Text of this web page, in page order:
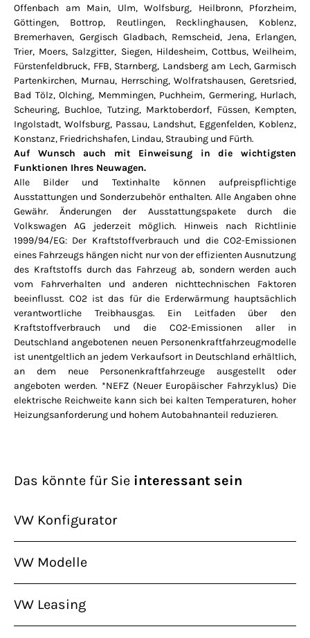
Offenbach am Main, Ulm, Wolfsburg, Heilbronn, Pforzheim,
Göttingen, Bottrop, Reutlingen, Recklinghausen, Koblenz,
Bremerhaven, Gergisch Gladbach, Remscheid, Jena, Erlangen,
Trier, Moers, Salzgitter, Siegen, Hildesheim, Cottbus, Weilheim,
Fürstenfeldbruck, FFB, Starnberg, Landsberg am Lech, Garmisch
Partenkirchen, Murnau, Herrsching, Wolfratshausen, Geretsried,
Bad Tölz, Olching, Memmingen, Puchheim, Germering, Hurlach,
Scheuring, Buchloe, Tutzing, Marktoberdorf, Füssen, Kempten,
Ingolstadt, Wolfsburg, Passau, Landshut, Eggenfelden, Koblenz,
Konstanz, Friedrichshafen, Lindau, Straubing und Fürth.
Auf Wunsch auch mit Einweisung in die wichtigsten
Funktionen Ihres Neuwagen.
Alle Bilder und Textinhalte können aufpreispflichtige
Ausstattungen und Sonderzubehör enthalten. Alle Angaben ohne
Gewähr. Änderungen der Ausstattungspakete durch die
Volkswagen AG jederzeit möglich. Hinweis nach Richtlinie
1999/94/EG: Der Kraftstoffverbrauch und die CO2-Emissionen
eines Fahrzeugs hängen nicht nur von der effizienten Ausnutzung
des Kraftstoffs durch das Fahrzeug ab, sondern werden auch
vom Fahrverhalten und anderen nichttechnischen Faktoren
beeinflusst. CO2 ist das für die Erderwärmung hauptsächlich
verantwortliche Treibhausgas. Ein Leitfaden über den
Kraftstoffverbrauch und die CO2-Emissionen aller in
Deutschland angebotenen neuen Personenkraftfahrzeugmodelle
ist unentgeltlich an jedem Verkaufsort in Deutschland erhältlich,
an dem neue Personenkraftfahrzeuge ausgestellt oder
angeboten werden. *NEFZ (Neuer Europäischer Fahrzyklus) Die
elektrische Reichweite kann sich bei kalten Temperaturen, hoher
Heizungsanforderung und hohem Autobahnanteil reduzieren.
Das könnte für Sie interessant sein
VW Konfigurator
VW Modelle
VW Leasing